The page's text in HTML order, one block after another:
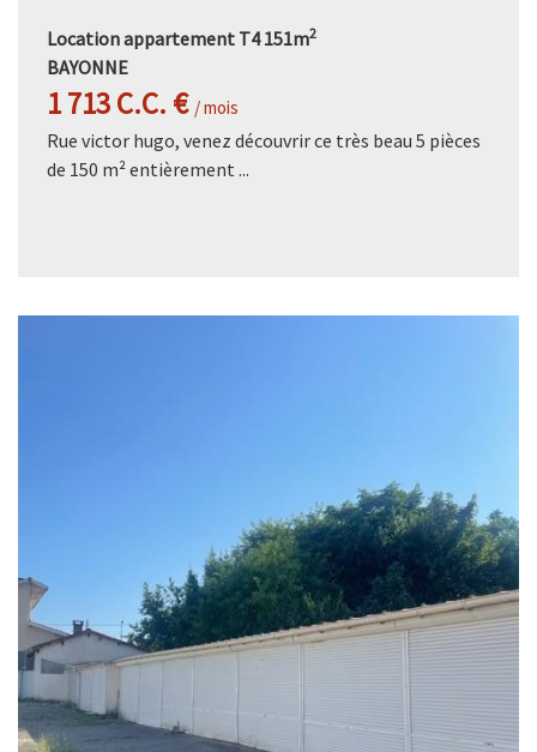
Location appartement T4 151m2
BAYONNE
1 713 C.C. € / mois
Rue victor hugo, venez découvrir ce très beau 5 pièces
de 150 m² entièrement ...